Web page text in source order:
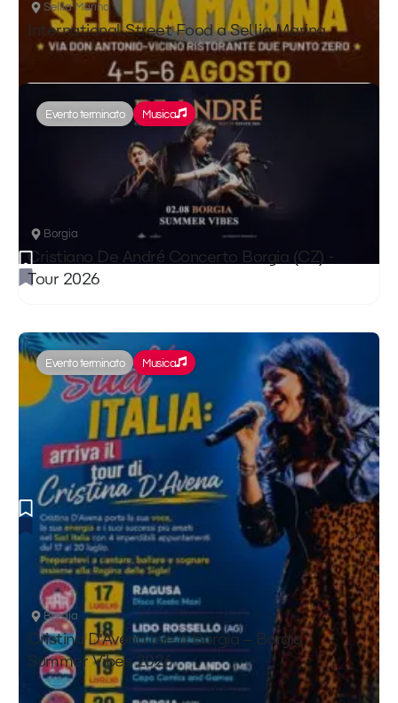
Sellia Marina
International Street Food a Sellia Marina
Borgia
Cristiano De André Concerto Borgia (CZ) -
Tour 2026
Evento terminato Musica
Borgia
Cristina D'Avena live a Borgia – Borgia
Summer Vibes 2026
Evento terminato Musica